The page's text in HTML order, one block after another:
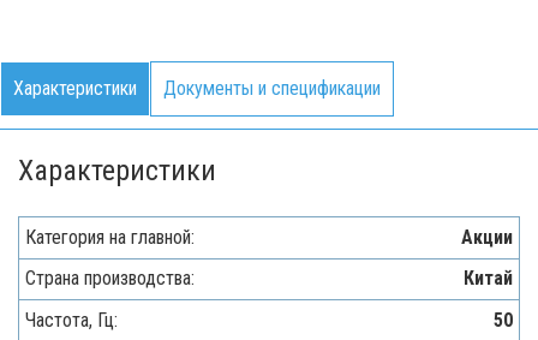
Характеристики Документы и спецификации
Характеристики
Категория на главной:
Акции
Страна производства:
Китай
Частота, Гц:
50